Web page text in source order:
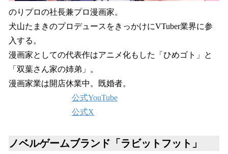
のりプロの社長兼プロ漫画家。
犬山たまきのプロデュースをきっかけにVTuber業界に参
入する。
漫画家としての代表作はアニメ化もした「ひめゴト」と
「双葉さん家の姉弟」。
漫画家業は開店休業中。既婚者。
公式YouTube
公式X
ノベルゲームブランド「ラビットフット」